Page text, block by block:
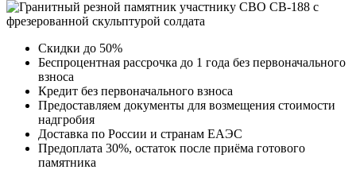
Скидки до 50%
Беспроцентная рассрочка до 1 года без первоначального
взноса
Кредит без первоначального взноса
Предоставляем документы для возмещения стоимости
надгробия
Доставка по России и странам ЕАЭС
Предоплата 30%, остаток после приёма готового
памятника